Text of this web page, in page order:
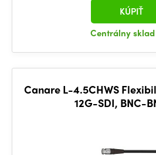
Centrálny sklad
KÚPIŤ
Canare L-4.5CHWS
12G-SDI, BNC-